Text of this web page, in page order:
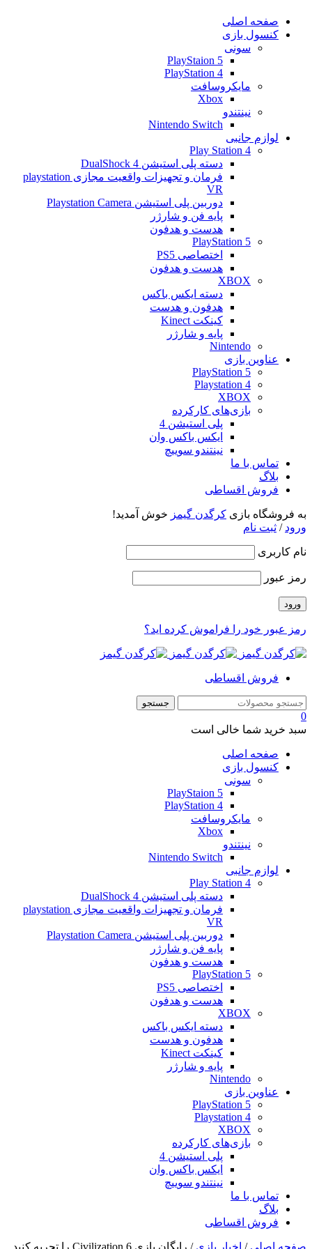
صفحه اصلی
کنسول بازی
سونی
PlayStaion 5
PlayStation 4
مایکروسافت
Xbox
نینتندو
Nintendo Switch
لوازم جانبی
Play Station 4
دسته پلی استیشن 4 DualShock
فرمان و تجهیزات واقعیت مجازی playstation
VR
دوربین پلی استیشن Playstation Camera
پایه فن و شارژر
هدست و هدفون
PlayStation 5
اختصاصی PS5
هدست و هدفون
XBOX
دسته ایکس باکس
هدفون و هدست
کینکت Kinect
پایه و شارژر
Nintendo
عناوین بازی
PlayStation 5
Playstation 4
XBOX
بازی‌های کارکرده
پلی استیشن 4
ایکس باکس وان
نینتندو سوییچ
تماس با ما
بلاگ
فروش اقساطی
به فروشگاه بازی کرگدن گیمز خوش آمدید!
ورود / ثبت نام
نام کاربری
رمز عبور
رمز عبور خود را فراموش کرده اید؟
فروش اقساطی
0
سبد خرید شما خالی است
صفحه اصلی
کنسول بازی
سونی
PlayStaion 5
PlayStation 4
مایکروسافت
Xbox
نینتندو
Nintendo Switch
لوازم جانبی
Play Station 4
دسته پلی استیشن 4 DualShock
فرمان و تجهیزات واقعیت مجازی playstation
VR
دوربین پلی استیشن Playstation Camera
پایه فن و شارژر
هدست و هدفون
PlayStation 5
اختصاصی PS5
هدست و هدفون
XBOX
دسته ایکس باکس
هدفون و هدست
کینکت Kinect
پایه و شارژر
Nintendo
عناوین بازی
PlayStation 5
Playstation 4
XBOX
بازی‌های کارکرده
پلی استیشن 4
ایکس باکس وان
نینتندو سوییچ
تماس با ما
بلاگ
فروش اقساطی